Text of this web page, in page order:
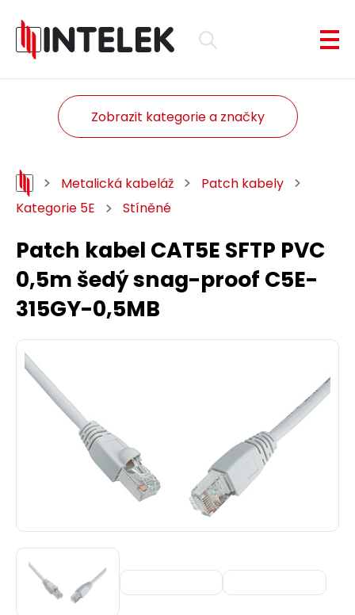
Zobrazit kategorie a značky
Metalická kabeláž
Patch kabely
Kategorie 5E
Stíněné
Patch kabel CAT5E SFTP PVC
0,5m šedý snag-proof C5E-
315GY-0,5MB